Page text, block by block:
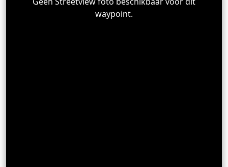
waypoint.